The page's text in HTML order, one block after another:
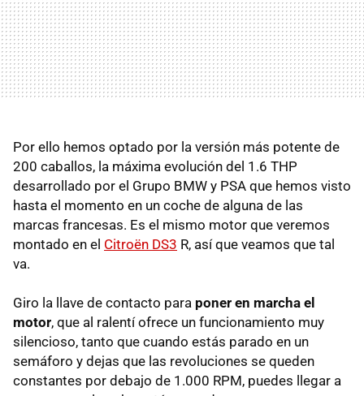
Por ello hemos optado por la versión más potente de
200 caballos, la máxima evolución del 1.6 THP
desarrollado por el Grupo BMW y PSA que hemos visto
hasta el momento en un coche de alguna de las
marcas francesas. Es el mismo motor que veremos
montado en el Citroën DS3 R, así que veamos que tal
va.
Giro la llave de contacto para poner en marcha el
motor, que al ralentí ofrece un funcionamiento muy
silencioso, tanto que cuando estás parado en un
semáforo y dejas que las revoluciones se queden
constantes por debajo de 1.000 RPM, puedes llegar a